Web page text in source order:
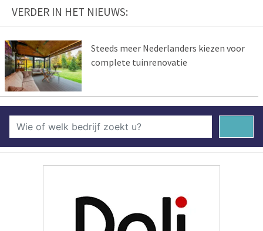
VERDER IN HET NIEUWS:
Steeds meer Nederlanders kiezen voor
complete tuinrenovatie